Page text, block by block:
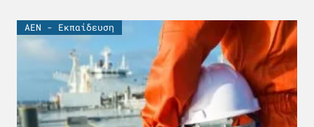
ΑΕΝ - Εκπαίδευση